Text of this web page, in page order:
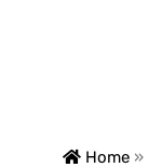
Home»